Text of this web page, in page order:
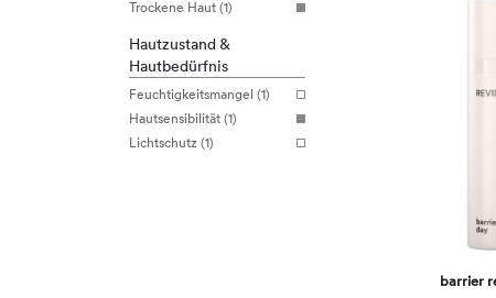
Trockene Haut (1)
Hautzustand &
Hautbedürfnis
Feuchtigkeitsmangel (1)
Hautsensibilität (1)
Lichtschutz (1)
barrier